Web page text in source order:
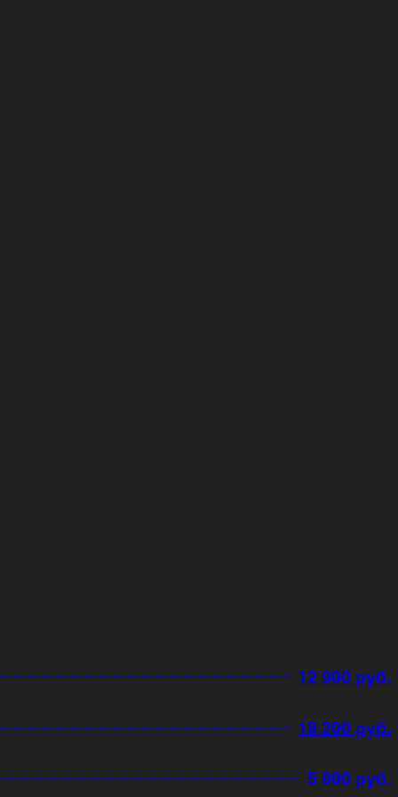
12 900 руб.
18 200 руб.
5 900 руб.